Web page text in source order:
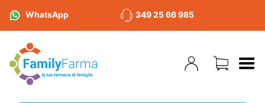
WhatsApp 349 25 66 985
Toggle Menu